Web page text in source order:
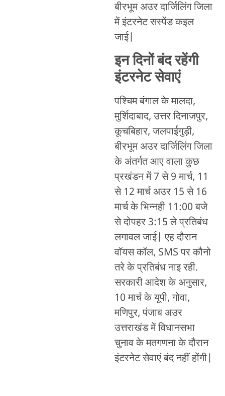
बीरभूम अउर दार्जिलिंग जिला
में इंटरनेट सस्पेंड कइल
जाई|
इन दिनों बंद रहेंगी
इंटरनेट सेवाएं
पश्चिम बंगाल के मालदा,
मुर्शिदाबाद, उत्तर दिनाजपुर,
कूचबिहार, जलपाईगुड़ी,
बीरभूम अउर दार्जिलिंग जिला
के अंतर्गत आए वाला कुछ
प्रखंडन में 7 से 9 मार्च, 11
से 12 मार्च अउर 15 से 16
मार्च के भिन्नही 11:00 बजे
से दोपहर 3:15 ले प्रतिबंध
लगावल जाई| एह दौरान
वॉयस कॉल, SMS पर कौनो
तरे के प्रतिबंध नाइ रही.
सरकारी आदेश के अनुसार,
10 मार्च के यूपी, गोवा,
मणिपुर, पंजाब अउर
उत्तराखंड में विधानसभा
चुनाव के मतगणना के दौरान
इंटरनेट सेवाएं बंद नहीं होंगी|